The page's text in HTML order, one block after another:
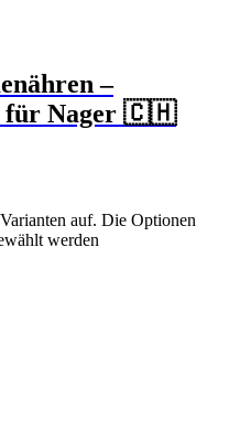
–
für Nager 🇨🇭
auf. Die Optionen
werden